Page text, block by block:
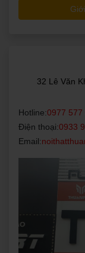
32 Lê Văn
Hotline:0977 577
Điện thoại:0933
Email: